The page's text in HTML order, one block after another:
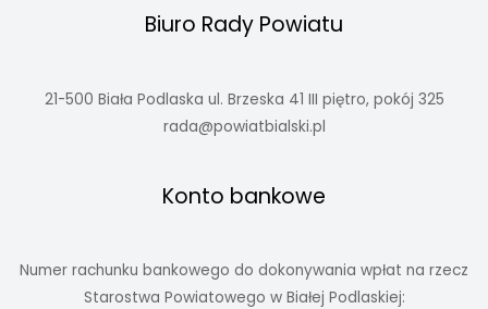
Biuro Rady Powiatu
21-500 Biała Podlaska ul. Brzeska 41 III piętro, pokój 325
rada@powiatbialski.pl
Konto bankowe
Numer rachunku bankowego do dokonywania wpłat na rzecz
Starostwa Powiatowego w Białej Podlaskiej: